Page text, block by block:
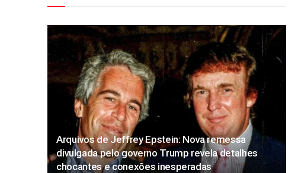
Arquivos de Jeffrey Epstein: Nova remessa
divulgada pelo governo Trump revela detalhes
chocantes e conexões inesperadas